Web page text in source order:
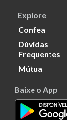
Explore
Confea
Dúvidas
Frequentes
Mútua
Baixe o App